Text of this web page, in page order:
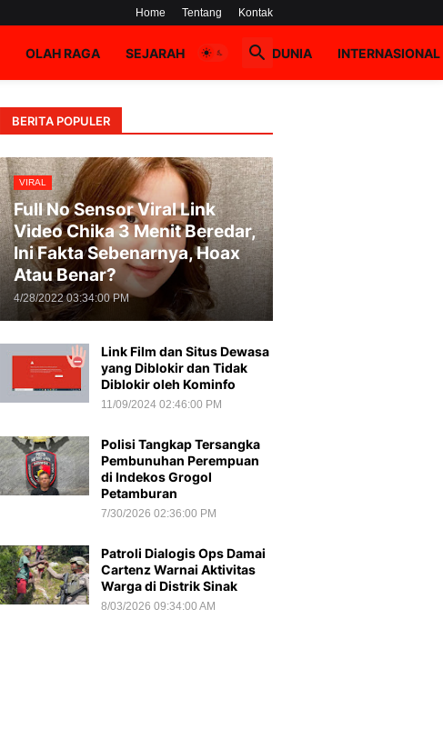
Home Tentang Kontak
OLAH RAGA SEJARAH HOAX DUNIA INTERNASIONAL
BERITA POPULER
VIRAL
Full No Sensor Viral Link
Video Chika 3 Menit Beredar,
Ini Fakta Sebenarnya, Hoax
Atau Benar?
4/28/2022 03:34:00 PM
Link Film dan Situs Dewasa
yang Diblokir dan Tidak
Diblokir oleh Kominfo
11/09/2024 02:46:00 PM
Polisi Tangkap Tersangka
Pembunuhan Perempuan
di Indekos Grogol
Petamburan
7/30/2026 02:36:00 PM
Patroli Dialogis Ops Damai
Cartenz Warnai Aktivitas
Warga di Distrik Sinak
8/03/2026 09:34:00 AM